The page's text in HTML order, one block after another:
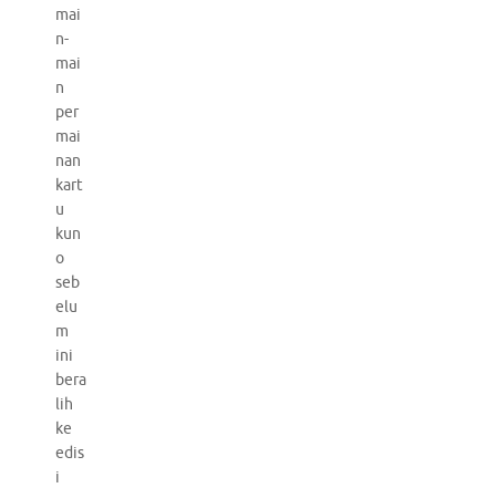
mai
n-
mai
n
per
mai
nan
kart
u
kun
o
seb
elu
m
ini
bera
lih
ke
edis
i